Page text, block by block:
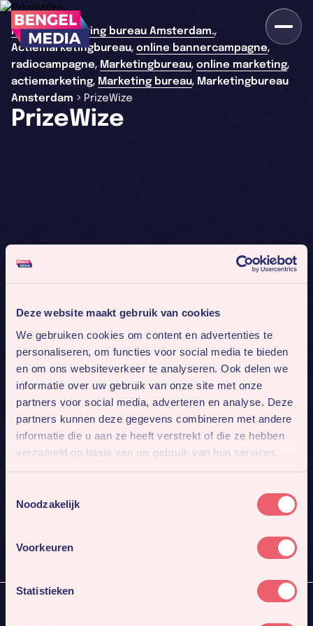
Deze website maakt gebruik van cookies
We gebruiken cookies om content en advertenties te
personaliseren, om functies voor social media te bieden
en om ons websiteverkeer te analyseren. Ook delen we
informatie over uw gebruik van onze site met onze
partners voor social media, adverteren en analyse. Deze
partners kunnen deze gegevens combineren met andere
informatie die u aan ze heeft verstrekt of die ze hebben
verzameld op basis van uw gebruik van hun services.
Noodzakelijk
Voorkeuren
Statistieken
Home>Marketing bureau Amsterdam.,
Actiemarketingbureau, online bannercampagne,
radiocampagne, Marketingbureau, online marketing,
actiemarketing, Marketing bureau, Marketingbureau
Amsterdam > PrizeWize
PrizeWize
Mis niks
Meld je aan voor onze nieuwsbrief. Dan sturen we je
4x per jaar ons nieuwste werk en gaafste cases.